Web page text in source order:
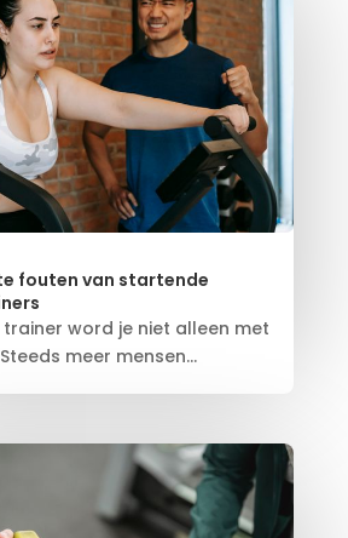
fouten van startende
trainer word je niet alleen met
meer mensen...